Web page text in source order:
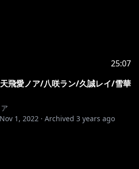
25:07
飛愛ノア/八咲ラン/久誠レイ/雪華
Nov 1, 2022 · Archived 3 years ago